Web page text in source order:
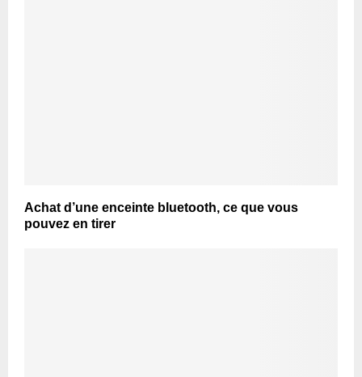
Achat d’une enceinte bluetooth, ce que vous
pouvez en tirer